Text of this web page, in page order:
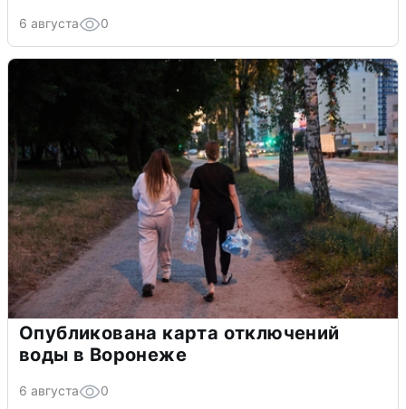
6 августа 0
Опубликована карта отключений
воды в Воронеже
6 августа 0